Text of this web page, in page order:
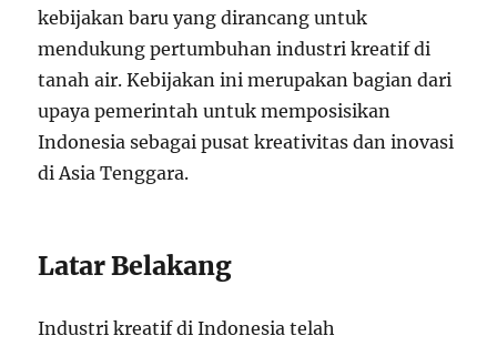
kebijakan baru yang dirancang untuk
mendukung pertumbuhan industri kreatif di
tanah air. Kebijakan ini merupakan bagian dari
upaya pemerintah untuk memposisikan
Indonesia sebagai pusat kreativitas dan inovasi
di Asia Tenggara.
Latar Belakang
Industri kreatif di Indonesia telah